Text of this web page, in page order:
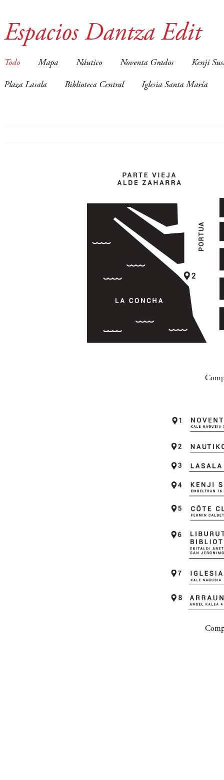
Espacios Dantza Edit
Todo Mapa Náutico Noventa Grados Kenji
Plaza Lasala Biblioteca Central Iglesia Santa María